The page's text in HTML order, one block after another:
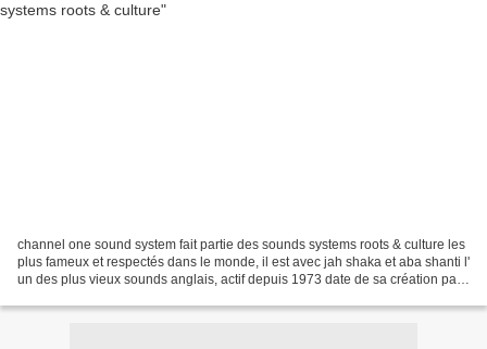
channel one sound system fait partie des sounds systems roots & culture les
plus fameux et respectés dans le monde, il est avec jah shaka et aba shanti l'
un des plus vieux sounds anglais, actif depuis 1973 date de sa création par